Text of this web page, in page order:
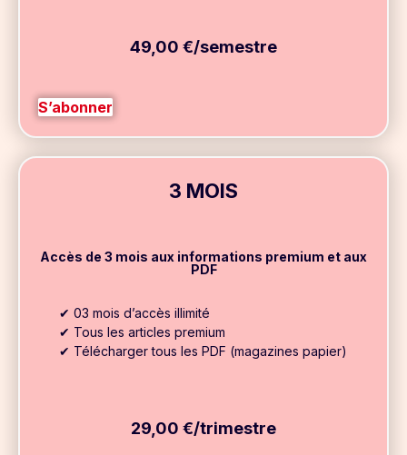
49,00 €/semestre
S’abonner
3 MOIS
Accès de 3 mois aux informations premium et aux
PDF
✔ 03 mois d’accès illimité
✔ Tous les articles premium
✔ Télécharger tous les PDF (magazines papier)
29,00 €/trimestre